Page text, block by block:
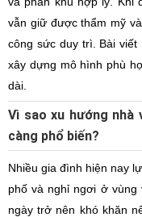
vẫn giữ được thẩm mỹ
công sức duy trì. Bài
xây dựng mô hình phù
dài.
Vì sao xu hướng nhà
càng phổ biến?
Nhiều gia đình hiện nay
phố và nghỉ ngơi ở vùng
ngày trở nên khó khăn